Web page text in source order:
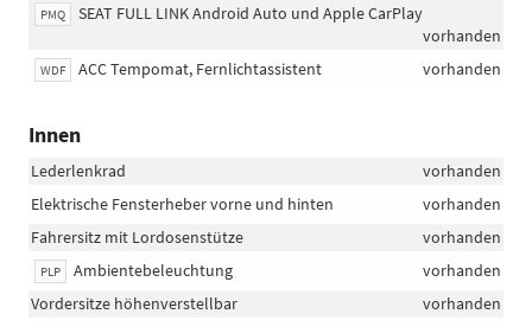
PMQ
SEAT FULL LINK Android Auto und Apple CarPlay
vorhanden
WDF ACC Tempomat, Fernlichtassistent vorhanden
Innen
Lederlenkrad
vorhanden
Elektrische Fensterheber vorne und hinten
vorhanden
Fahrersitz mit Lordosenstütze
vorhanden
PLP Ambientebeleuchtung
vorhanden
Vordersitze höhenverstellbar
vorhanden